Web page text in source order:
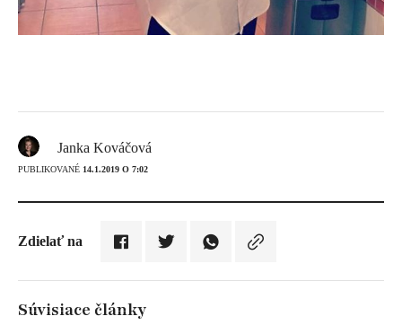
Janka Kováčová
PUBLIKOVANÉ 14.1.2019 O 7:02
Zdielať na
Súvisiace články